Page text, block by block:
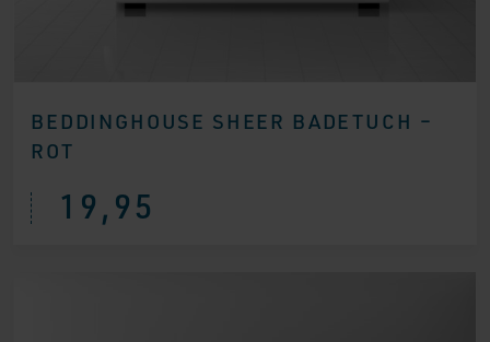
BEDDINGHOUSE SHEER BADETUCH –
ROT
19,95